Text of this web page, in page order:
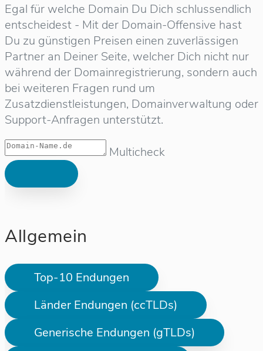
Egal für welche Domain Du Dich schlussendlich
entscheidest - Mit der Domain-Offensive hast
Du zu günstigen Preisen einen zuverlässigen
Partner an Deiner Seite, welcher Dich nicht nur
während der Domainregistrierung, sondern auch
bei weiteren Fragen rund um
Zusatzdienstleistungen, Domainverwaltung oder
Support-Anfragen unterstützt.
Multicheck
Allgemein
Top-10 Endungen
Länder Endungen (ccTLDs)
Generische Endungen (gTLDs)